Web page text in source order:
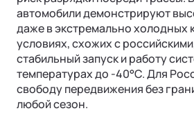
автомобили демонстрируют
даже в экстремально холодных
условиях, схожих с
стабильный запуск и работу
температурах до -40°C. Для
свободу передвижения без
любой сезон.